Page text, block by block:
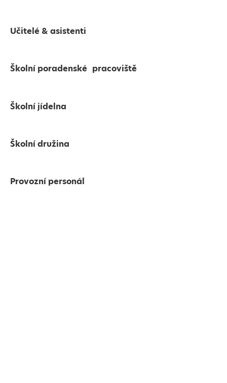
Učitelé & asistenti
Školní poradenské pracoviště
Školní jídelna
Školní družina
Provozní personál